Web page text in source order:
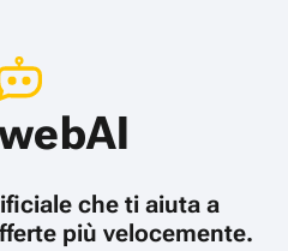
che ti aiuta a
più velocemente.